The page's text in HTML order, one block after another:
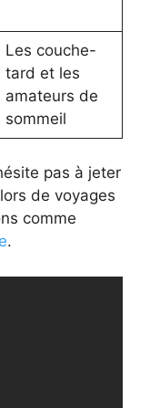
Les couche-
tard et les
amateurs de
sommeil
pas à jeter
de voyages
comme
.